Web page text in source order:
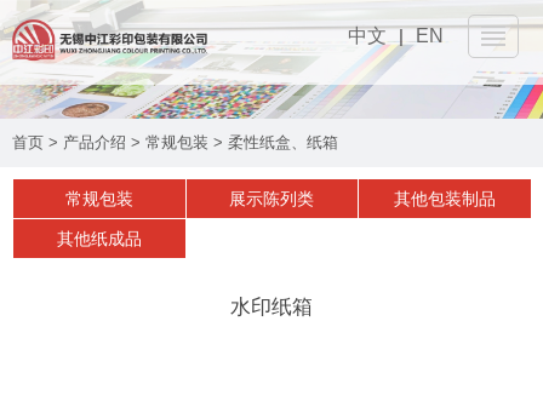
中文 | EN
网站首页
产品介绍
首页 > 产品介绍 > 常规包装 > 柔性纸盒、纸箱
常规包装 展示陈列类 其他包装制品
其他纸成品
水印纸箱